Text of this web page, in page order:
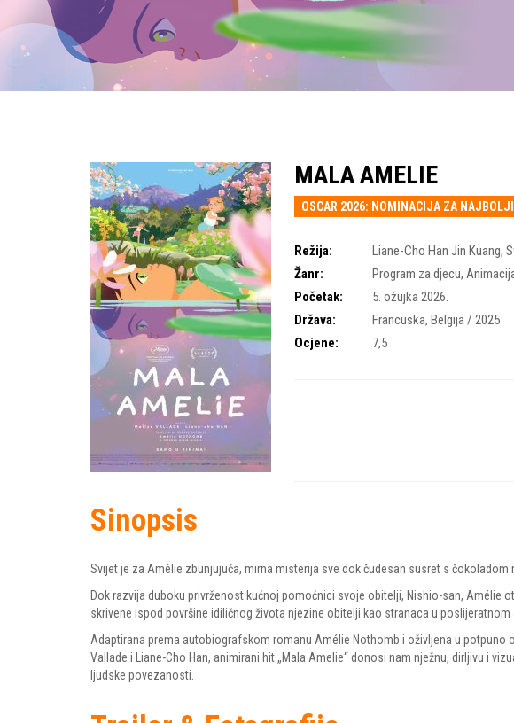
MALA AMELIE
OSCAR 2026: NOMINACIJA ZA
Režija: Liane-Cho Han Jin Kuang,
Žanr:
Program za djecu,
Početak:
5. ožujka 2026.
Država:
Francuska, Belgija / 2025
Ocjene:
7,5
Sinopsis
Svijet je za Amélie zbunjujuća, mirna misterija sve dok čudesan susret s čokoladom
Dok razvija duboku privrženost kućnoj pomoćnici svoje obitelji, Nishio-san, Amélie
skrivene ispod površine idiličnog života njezine obitelji kao stranaca u poslijeratnom
Adaptirana prema autobiografskom romanu Amélie Nothomb i oživljena u potpuno
Vallade i Liane-Cho Han, animirani hit „Mala Amelie“ donosi nam nježnu, dirljivu i
ljudske povezanosti.